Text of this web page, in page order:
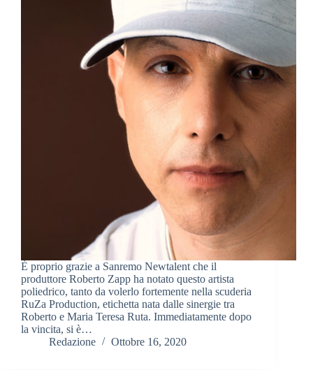
È proprio grazie a Sanremo Newtalent che il
produttore Roberto Zapp ha notato questo artista
poliedrico, tanto da volerlo fortemente nella scuderia
RuZa Production, etichetta nata dalle sinergie tra
Roberto e Maria Teresa Ruta. Immediatamente dopo
la vincita, si è…
Redazione
Ottobre 16, 2020